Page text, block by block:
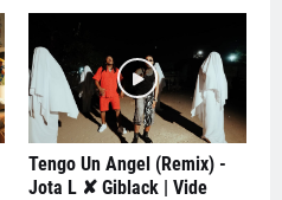
Tengo Un Angel (Remix) -
Jota L ✘ Giblack | Vide